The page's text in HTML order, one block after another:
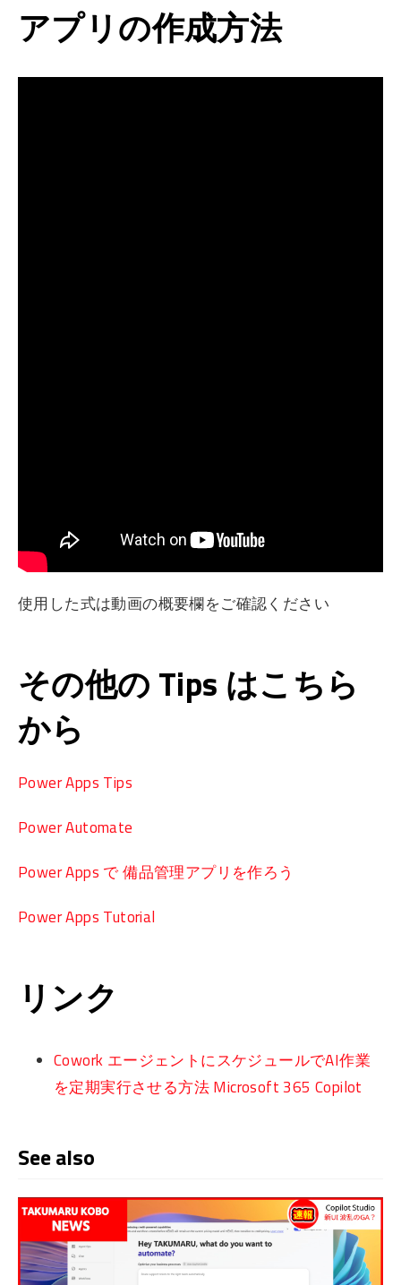
アプリの作成方法
使用した式は動画の概要欄をご確認ください
その他の Tips はこちら
から
Power Apps Tips
Power Automate
Power Apps で 備品管理アプリを作ろう
Power Apps Tutorial
リンク
Cowork エージェントにスケジュールでAI作業
を定期実行させる方法 Microsoft 365 Copilot
See also